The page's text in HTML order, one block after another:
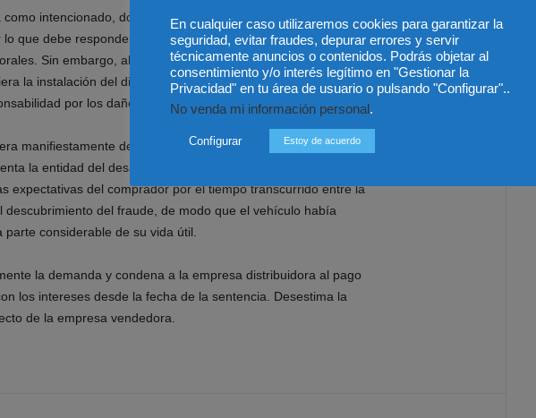
como intencionado , doloso,
el incumplimiento contractual del
lo que debe responder de todos los daños y perjuicios derivados,
. Sin embargo, al no acreditarse que el concesionario
la instalación del dispositivo, nole atribuye intencionalidad,ni
por los daños morales
manifiestamente desproporcionada la cantidad recl amada
la entidad del desasos
expectativas del compradorporel tiempo transcurrido entre la
descubrimiento del fraude, de modo que el vehículo había
parte considerable de su vida útil
la demanda y condena a la empresa distribuidora al pago
los intereses desde la fecha de la sentencia. Desestima la
de la empresa vendedora.
En cualquier caso utilizaremos cookies para garantizar la
seguridad, evitar fraudes, depurar errores y servir
técnicamente anuncios o contenidos. Podrás objetar al
consentimiento y/o interés legítimo en "Gestionar la
Privacidad" en tu área de usuario o pulsando "Configurar"..
No venda mi información personal.
Configurar Estoy de acuerdo